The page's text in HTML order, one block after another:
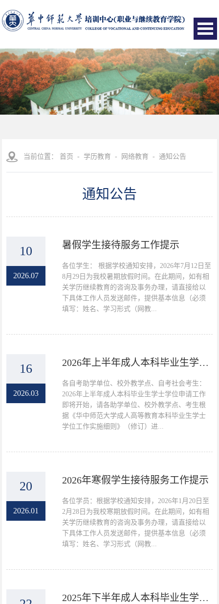
当前位置： 首页 - 学历教育 - 网络教育 -通知公告
通知公告
10
2026.07
暑假学生接待服务工作提示
各位学生： 根据学校通知安排，2026年7月12日至
8月29日为我校暑期放假时间。在此期间，如有相
关学历继续教育的咨询及事务办理，请直接给以
下具体工作人员发送邮件，提供基本信息（必须
填写：姓名、学习形式（网教...
16
2026.03
2026年上半年成人本科毕业生学士学位申请工作的通知
各自考助学单位、校外教学点、自考社会考生：
2026年上半年成人本科毕业生学士学位申请工作
即将开始，请各助学单位、校外教学点、考生根
据《华中师范大学成人高等教育本科毕业生学士
学位工作实施细则》（修订）进...
20
2026.01
2026年寒假学生接待服务工作提示
各位学员：根据学校通知安排，2026年1月20日至
2月28日为我校寒期放假时间。在此期间，如有相
关学历继续教育的咨询及事务办理，请直接给以
下具体工作人员发送邮件，提供基本信息（必须
填写：姓名、学习形式（网教...
2025年下半年成人本科毕业生学士学位申请工作的通知